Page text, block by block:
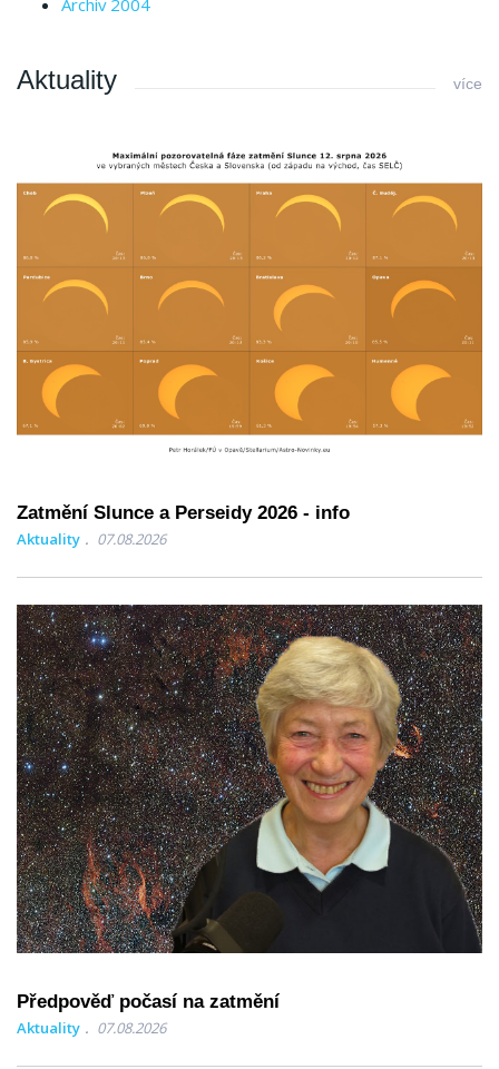
Archiv 2004
Aktuality více
Zatmění Slunce a Perseidy 2026 - info
Aktuality 07.08.2026
Předpověď počasí na zatmění
Aktuality 07.08.2026